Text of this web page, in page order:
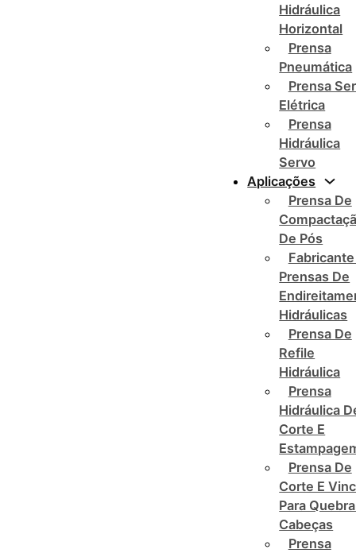
Hidráulica
Horizontal
Prensa
Pneumática
Prensa
Elétrica
Prensa
Hidráulica
Servo
Aplicações
Prensa De
De Pós
Prensas De
Hidráulicas
Prensa De
Refile
Hidráulica
Prensa
Hidráulica
Corte E
Prensa De
Corte E
Para
Cabeças
Prensa